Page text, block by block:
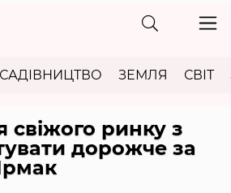
САДІВНИЦТВО ЗЕМЛЯ СВІТ
ринку з
дорожче за